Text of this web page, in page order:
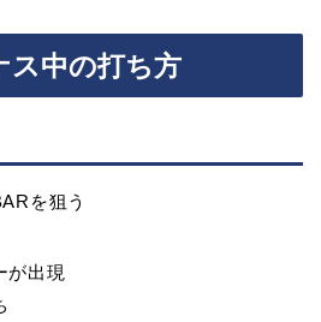
ス中の打ち方
を狙う
が出現